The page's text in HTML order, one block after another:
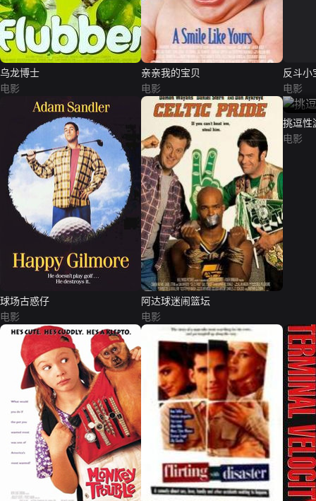
乌龙博士
电影
亲亲我的宝贝
电影
反斗小
电影
球场古惑仔
电影
阿达球迷闹篮坛
电影
挑逗性
电影